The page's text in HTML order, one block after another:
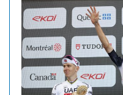
ALBI D'ORO
NEWSLETTER